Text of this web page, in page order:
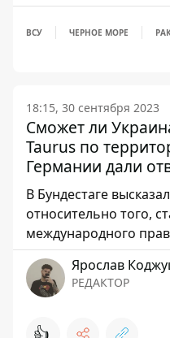
ВСУ ЧЕРНОЕ МОРЕ
18:15, 30 сентября 2023
Сможет ли
Taurus по
Германии дали
В Бундестаге
относительно того,
международного
Ярослав
РЕДАКТОР
👍